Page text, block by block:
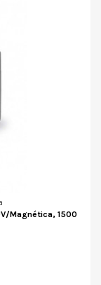
Magnética, 1500